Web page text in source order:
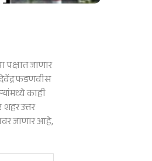
जाणार
देवेंद्र फडणवीस
काही
उत्तर
जाणार आहे,